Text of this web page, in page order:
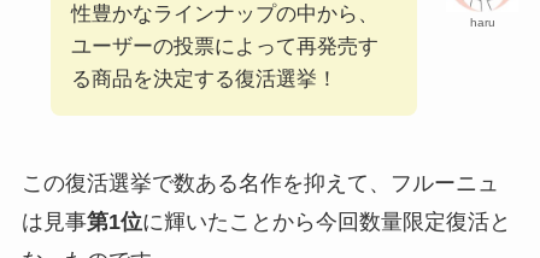
haru
性豊かなラインナップの中から、
ユーザーの投票によって再発売す
る商品を決定する復活選挙！
この復活選挙で数ある名作を抑えて、フルーニュ
は見事第1位に輝いたことから今回数量限定復活と